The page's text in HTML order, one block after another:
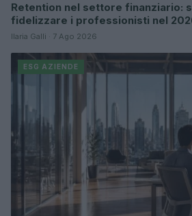
Retention nel settore finanziario:
fidelizzare i professionisti nel
Ilaria Galli · 7 Ago 2026
ESG AZIENDE